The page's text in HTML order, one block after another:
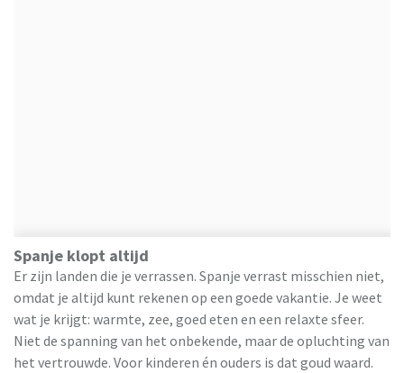
Spanje klopt altijd
Er zijn landen die je verrassen. Spanje verrast misschien niet,
omdat je altijd kunt rekenen op een goede vakantie. Je weet
wat je krijgt: warmte, zee, goed eten en een relaxte sfeer.
Niet de spanning van het onbekende, maar de opluchting van
het vertrouwde. Voor kinderen én ouders is dat goud waard.